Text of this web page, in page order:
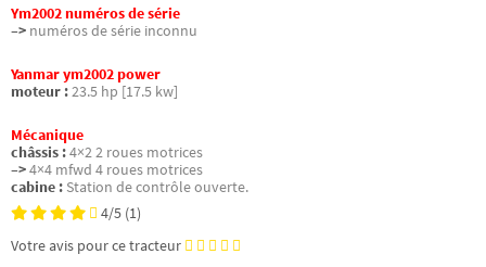
Ym2002 numéros de série
–> numéros de série inconnu
Yanmar ym2002 power
moteur :23.5 hp [17.5 kw]
Mécanique
châssis :4×2 2 roues motrices
–>4×4 mfwd 4 roues motrices
cabine : Station de contrôle ouverte.
4/5 (1)
Votre avis pour ce tracteur